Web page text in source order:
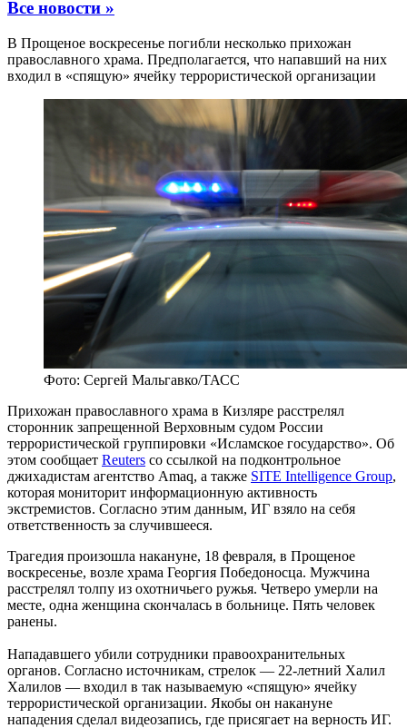
Все новости »
В Прощеное воскресенье погибли несколько прихожан
православного храма. Предполагается, что напавший на них
входил в «спящую» ячейку террористической организации
Фото: Сергей Мальгавко/ТАСС
Прихожан православного храма в Кизляре расстрелял
сторонник запрещенной Верховным судом России
террористической группировки «Исламское государство». Об
этом сообщает Reuters со ссылкой на подконтрольное
джихадистам агентство Amaq, а также SITE Intelligence Group,
которая мониторит информационную активность
экстремистов. Согласно этим данным, ИГ взяло на себя
ответственность за случившееся.
Трагедия произошла накануне, 18 февраля, в Прощеное
воскресенье, возле храма Георгия Победоносца. Мужчина
расстрелял толпу из охотничьего ружья. Четверо умерли на
месте, одна женщина скончалась в больнице. Пять человек
ранены.
Нападавшего убили сотрудники правоохранительных
органов. Согласно источникам, стрелок — 22-летний Халил
Халилов — входил в так называемую «спящую» ячейку
террористической организации. Якобы он накануне
нападения сделал видеозапись, где присягает на верность ИГ.